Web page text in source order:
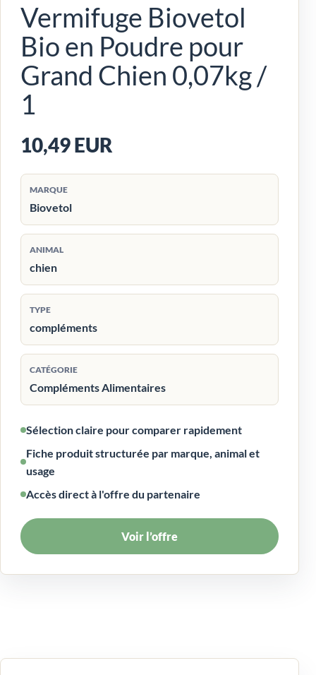
Vermifuge Biovetol
Bio en Poudre pour
Grand Chien 0,07kg /
1
10,49 EUR
MARQUE
Biovetol
ANIMAL
chien
TYPE
compléments
CATÉGORIE
Compléments Alimentaires
Sélection claire pour comparer rapidement
Fiche produit structurée par marque, animal et
usage
Accès direct à l'offre du partenaire
Voir l’offre